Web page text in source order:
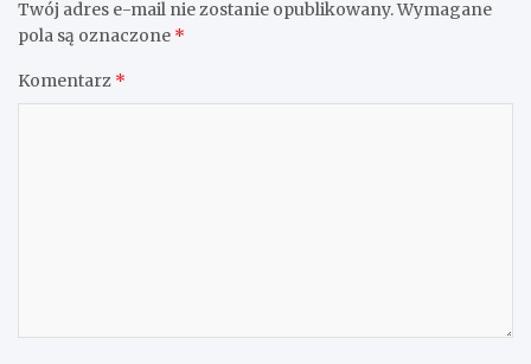
Twój adres e-mail nie zostanie opublikowany.Wymagane
pola są oznaczone *
Komentarz *